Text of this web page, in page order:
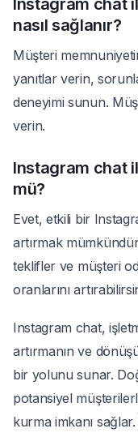
Instagram chat
nasıl sağlanır?
Müşteri
yanıtlar verin,
deneyimi sunun.
verin.
Instagram chat
mü?
Evet, etkili bir
artırmak
teklifler ve müşteri
oranlarını
Instagram chat,
artırmanın ve
bir yolunu sunar.
potansiyel
kurma imkanı